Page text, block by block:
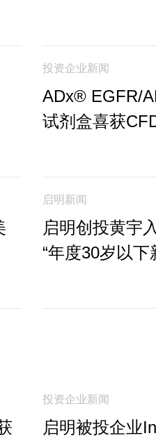
投资企业新闻
ADx® EGFR/
试剂盒喜获
启明新闻
启明创投黄宇
“年度30岁以下
投资企业新闻
启明被投企业